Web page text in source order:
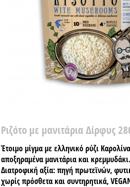
Ριζότο με μανιτάρια Δίρφυς
Έτοιμο μίγμα με ελληνικό ρύζι
αποξηραμένα μανιτάρια και κρεμμυδάκι.
Διατροφική αξία: πηγή πρωτεϊνών,
χωρίς πρόσθετα και συντηρητικά,